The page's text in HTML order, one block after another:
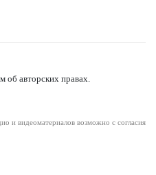
об авторских правах.
и видеоматериалов возможно с согласия